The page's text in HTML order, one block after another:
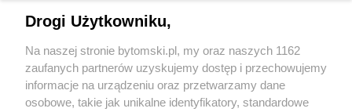
W Bytomiu powstaje międzynarodowa produkcja
5 / 5
Wydawca mediów lokalnych
Drogi Użytkowniku,
Na naszej stronie bytomski.pl, my oraz naszych 1162
zaufanych partnerów uzyskujemy dostęp i przechowujemy
informacje na urządzeniu oraz przetwarzamy dane
osobowe, takie jak unikalne identyfikatory, standardowe